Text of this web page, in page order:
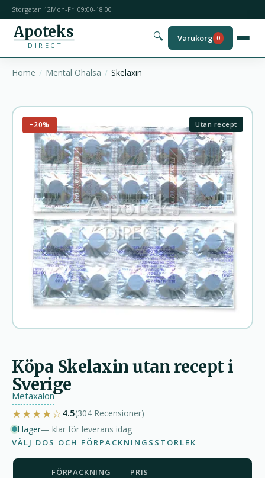
Storgatan 12Mon-Fri 09:00-18:00
Apoteks
DIRECT
🔍 Varukorg 0
Home Mental Ohälsa Skelaxin
−20% Utan recept
Köpa Skelaxin utan recept i
Sverige
Metaxalon
★★★★☆4.5(304 Recensioner)
I lager— klar för leverans idag
VÄLJ DOS OCH FÖRPACKNINGSSTORLEK
FÖRPACKNING PRIS